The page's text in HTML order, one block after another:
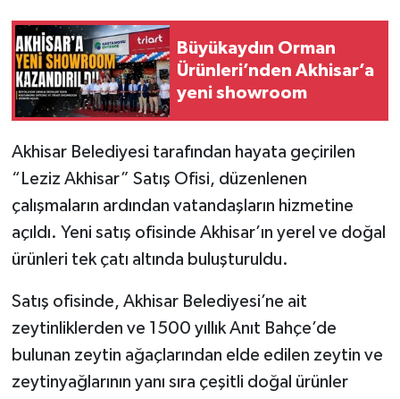
Büyükaydın Orman
Ürünleri’nden Akhisar’a
yeni showroom
Akhisar Belediyesi tarafından hayata geçirilen
“Leziz Akhisar” Satış Ofisi, düzenlenen
çalışmaların ardından vatandaşların hizmetine
açıldı. Yeni satış ofisinde Akhisar’ın yerel ve doğal
ürünleri tek çatı altında buluşturuldu.
Satış ofisinde, Akhisar Belediyesi’ne ait
zeytinliklerden ve 1500 yıllık Anıt Bahçe’de
bulunan zeytin ağaçlarından elde edilen zeytin ve
zeytinyağlarının yanı sıra çeşitli doğal ürünler
Akhisar Emlak
Ülke